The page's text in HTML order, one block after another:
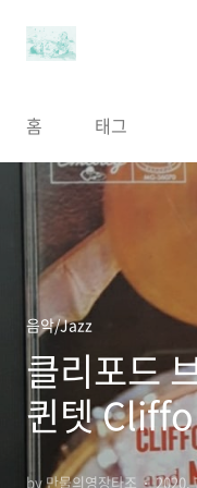
홈 태그
음악/Jazz
클리포드
퀸텟 Clifford Brown and
Max
by 만물의영장타조 2020.